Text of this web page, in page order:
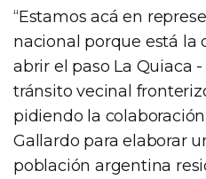
“Estamos acá en
nacional porque está la
abrir el paso La Quiaca
tránsito vecinal
pidiendo la
Gallardo para elaborar
población argentina